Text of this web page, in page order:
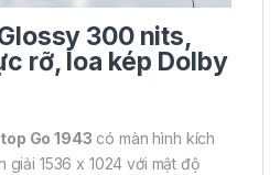
300 nits,
rỡ, loa kép Dolby
Go 1943 có màn hình kích
giải 1536 x 1024 với mật độ